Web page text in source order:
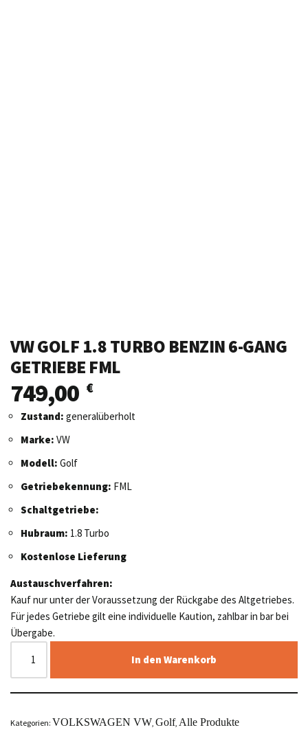
VW GOLF 1.8 TURBO BENZIN 6-GANG
GETRIEBE FML
749,00 €
Zustand: generalüberholt
Marke: VW
Modell: Golf
Getriebekennung: FML
Schaltgetriebe:
Hubraum: 1.8 Turbo
Kostenlose Lieferung
Austauschverfahren:
Kauf nur unter der Voraussetzung der Rückgabe des Altgetriebes.
Für jedes Getriebe gilt eine individuelle Kaution, zahlbar in bar bei
Übergabe.
In den Warenkorb
Kategorien: VOLKSWAGEN VW Golf, Alle Produkte